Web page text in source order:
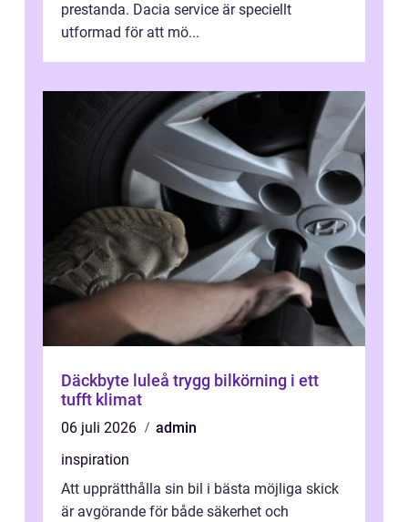
prestanda. Dacia service är speciellt
utformad för att mö...
Däckbyte luleå trygg bilkörning i ett
tufft klimat
06 juli 2026
admin
inspiration
Att upprätthålla sin bil i bästa möjliga skick
är avgörande för både säkerhet och